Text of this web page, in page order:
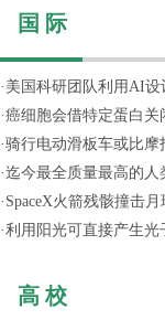
国 际
· 美国科研团队利用AI
·癌细胞会借特定蛋白关
·骑行电动滑板车或比
·迄今最全质量最高的
· SpaceX火箭残骸撞击
·利用阳光可直接产生光
高 校